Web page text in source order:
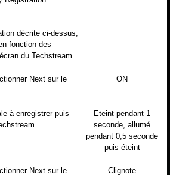
décrite ci-dessus,
fonction des
du Techstream.
Next sur le
ON
à enregistrer puis
Eteint pendant 1
seconde, allumé
pendant 0,5 seconde
puis éteint
Next sur le
Clignote